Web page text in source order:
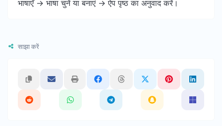
भाषाएँ -> भाषा चुनें या बनाएं -> ऐप पृष्ठ का अनुवाद करें।
साझा करें